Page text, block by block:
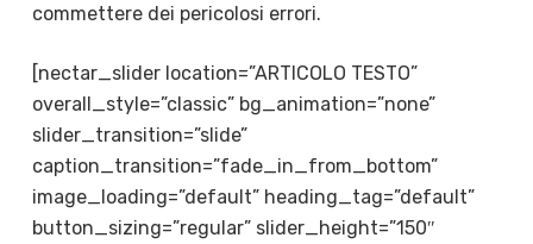
commettere dei pericolosi errori.
[nectar_slider location=”ARTICOLO TESTO”
overall_style=”classic” bg_animation=”none”
slider_transition=”slide”
caption_transition=”fade_in_from_bottom”
image_loading=”default” heading_tag=”default”
button_sizing=”regular” slider_height=”150″